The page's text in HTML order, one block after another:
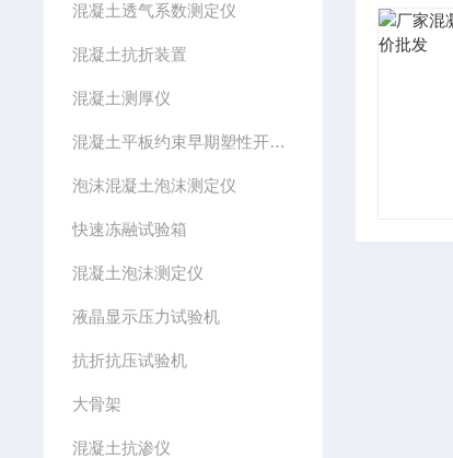
混凝土透气系数测定仪
混凝土抗折装置
混凝土测厚仪
混凝土平板约束早期塑性开裂模具
泡沫混凝土泡沫测定仪
快速冻融试验箱
混凝土泡沫测定仪
液晶显示压力试验机
抗折抗压试验机
大骨架
混凝土抗渗仪